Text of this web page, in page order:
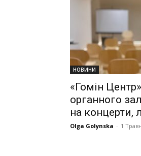
НОВИНИ
«Гомін
органного
на концерти,
Olga Golynska - 1